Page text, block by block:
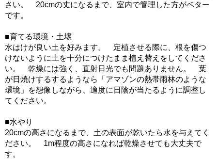
さい。 20cmの丈になるまで、室内で管理した方がベター
です。
■育てる環境・土壌
水はけが良い土を好みます。 定植させる際に、根を傷つ
けないように土を十分につけたまま植え替えをしてくださ
い。 乾燥には強く、直射日光でも問題ありません。 葉
が日焼けするするようなら「アマゾンの熱帯雨林のような
環境」を想像しながら、適度に日陰が当たるように調整し
てください。
■水やり
20cmの高さになるまで、土の表面が乾いたら水を与えてく
ださい。 1m程度の高さになれば乾燥させても大丈夫で
す。